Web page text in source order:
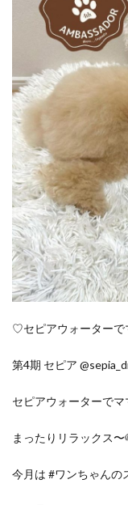
♡セピアウォーター
第4期 セピア
セピアウォーターで
まったりリラックス
今月は #ワンちゃんの